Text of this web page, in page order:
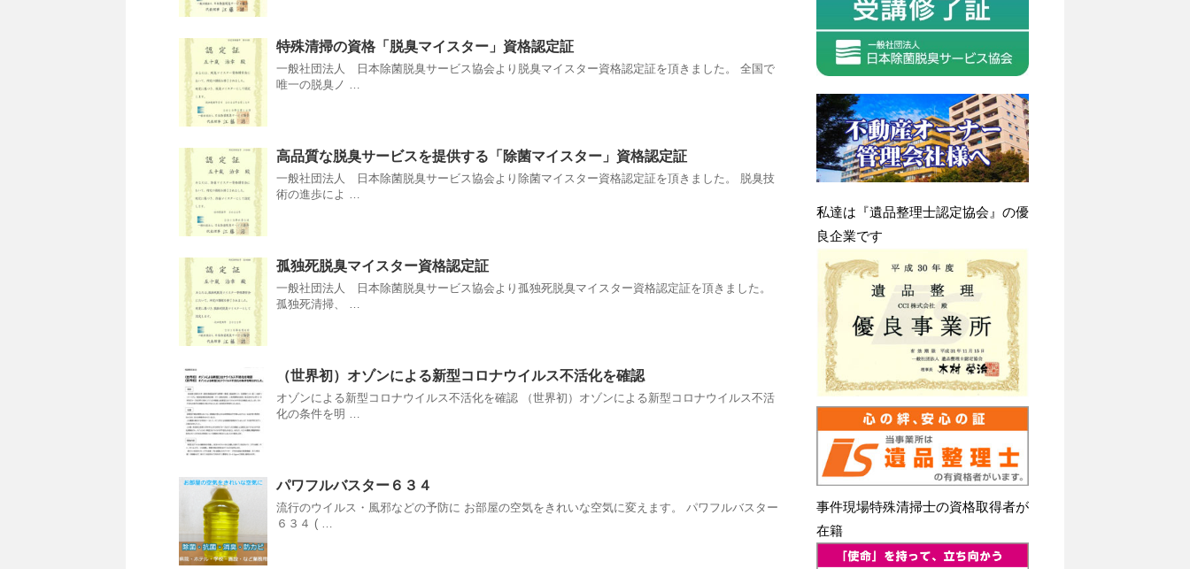
特殊清掃の資格「脱臭マイスター」資格認定証
一般社団法人 日本除菌脱臭サービス協会より脱臭マイスター資格認定証を頂きました。 全国で
唯一の脱臭ノ …
高品質な脱臭サービスを提供する「除菌マイスター」資格認定証
一般社団法人 日本除菌脱臭サービス協会より除菌マイスター資格認定証を頂きました。 脱臭技
術の進歩によ …
孤独死脱臭マイスター資格認定証
一般社団法人 日本除菌脱臭サービス協会より孤独死脱臭マイスター資格認定証を頂きました。
孤独死清掃、 …
（世界初）オゾンによる新型コロナウイルス不活化を確認
オゾンによる新型コロナウイルス不活化を確認 （世界初）オゾンによる新型コロナウイルス不活
化の条件を明 …
パワフルバスター６３４
流行のウイルス・風邪などの予防に お部屋の空気をきれいな空気に変えます。 パワフルバスター
６３４ ( …
私達は『遺品整理士認定協会』の優
良企業です
事件現場特殊清掃士の資格取得者が
在籍